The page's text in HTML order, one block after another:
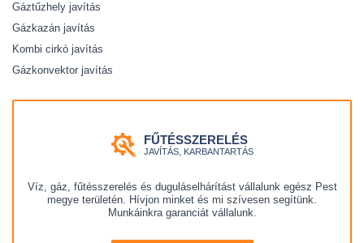
Gáztűzhely javítás
Gázkazán javítás
Kombi cirkó javítás
Gázkonvektor javítás
FŰTÉSSZERELÉS
JAVÍTÁS, KARBANTARTÁS
Víz, gáz, fűtésszerelés és duguláselhárítást vállalunk egész Pest
megye területén. Hívjon minket és mi szívesen segítünk.
Munkáinkra garanciát vállalunk.